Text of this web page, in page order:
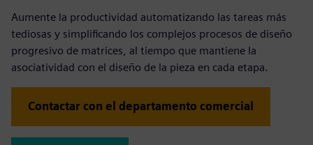
Aumente la productividad automatizando las tareas más
tediosas y simplificando los complejos procesos de diseño
progresivo de matrices, al tiempo que mantiene la
asociatividad con el diseño de la pieza en cada etapa.
Contactar con el departamento comercial